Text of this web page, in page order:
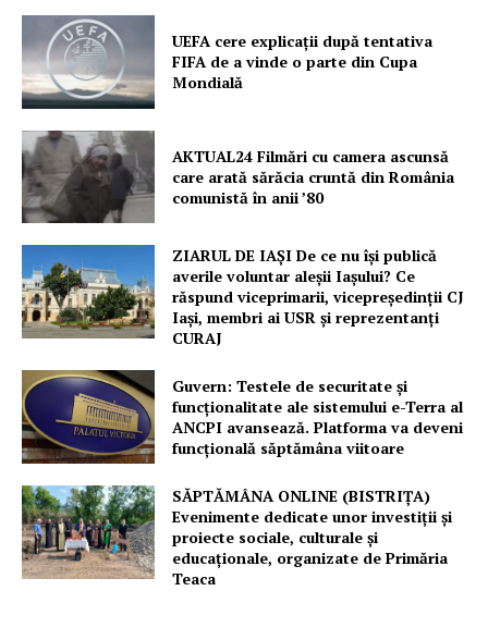
Un proiect
FREEDOM HOUSE ROMÂNIA
PRESShub
Despre noi / Echipa
Proiecte editoriale
Rețea
UEFA cere explicații după tentativa
FIFA de a vinde o parte din Cupa
Mondială
AKTUAL24 Filmări cu camera ascunsă
care arată sărăcia cruntă din România
comunistă în anii ’80
ZIARUL DE IAȘI De ce nu își publică
averile voluntar aleșii Iașului? Ce
răspund viceprimarii, vicepreședinții CJ
Iași, membri ai USR și reprezentanți
CURAJ
Guvern: Testele de securitate și
funcționalitate ale sistemului e-Terra al
ANCPI avansează. Platforma va deveni
funcțională săptămâna viitoare
SĂPTĂMÂNA ONLINE (BISTRIȚA)
Evenimente dedicate unor investiții și
proiecte sociale, culturale și
educaționale, organizate de Primăria
Teaca